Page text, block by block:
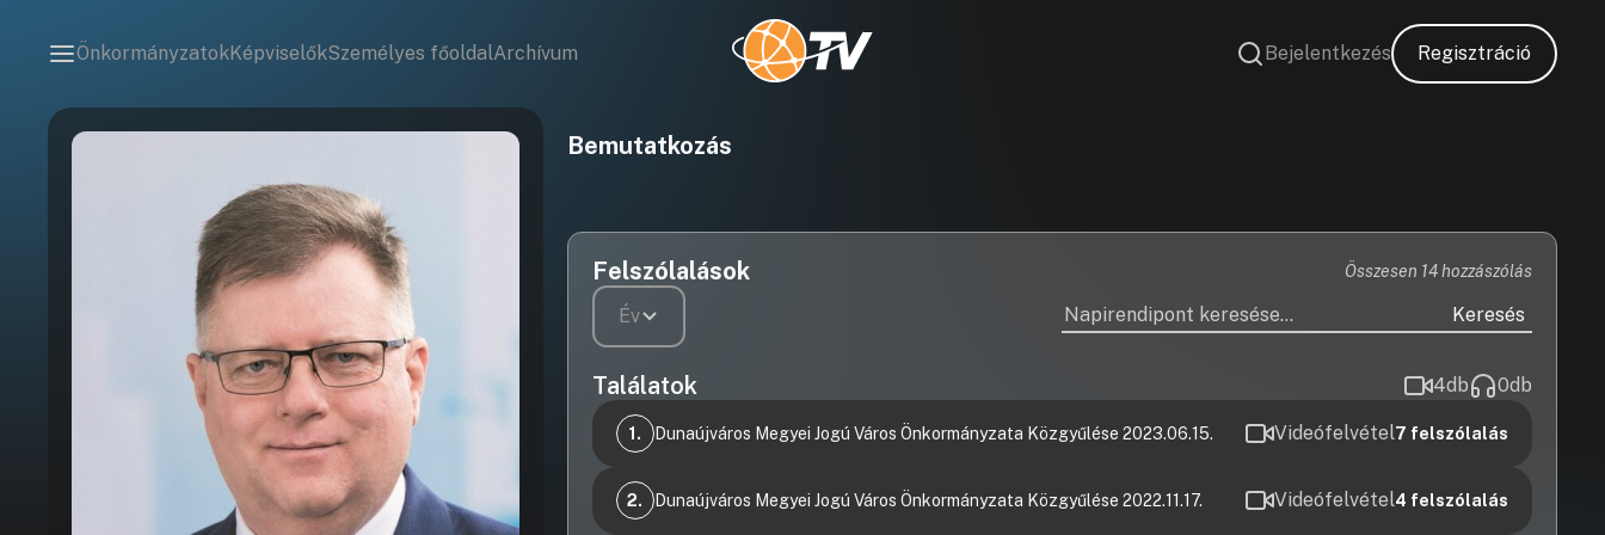
ÖnkormányzatokKépviselőkSzemélyes főoldalArchívum Bejelentkezés Regisztráció
Bemutatkozás
Felszólalások Összesen 14 hozzászólás
Év Keresés
Találatok 4db 0db
1. Dunaújváros Megyei Jogú Város Önkormányzata Közgyűlése 2023.06.15. Videófelvétel7 felszólalás
42 Javaslat az orosz-ukrán háborúval kapcsolatos
állásfoglalás kialakítására
2. Dunaújváros Megyei Jogú Város Önkormányzata Közgyűlése 2022.11.17. Videófelvétel4 felszólalás